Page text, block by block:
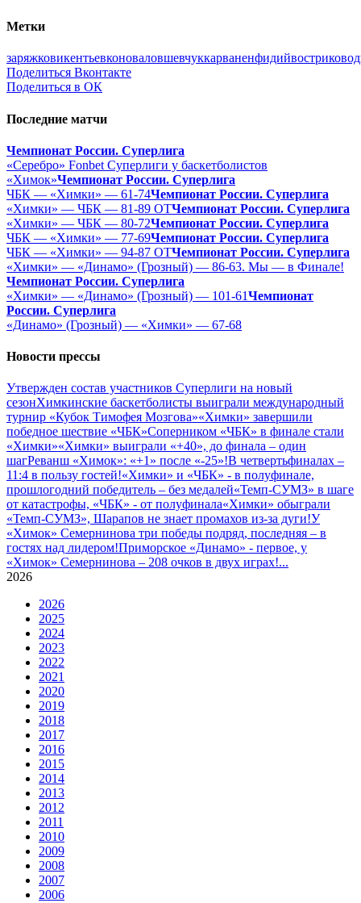
Метки
заряжковикентьевконоваловшевчуккарваненфидийвостриков
Поделиться Вконтакте
Поделиться в ОК
Последние матчи
Чемпионат России. Суперлига
«Серебро» Fonbet Суперлиги у баскетболистов
«Химок»Чемпионат России. Суперлига
ЧБК — «Химки» — 61-74Чемпионат России. Суперлига
«Химки» — ЧБК — 81-89 ОТЧемпионат России. Суперлига
«Химки» — ЧБК — 80-72Чемпионат России. Суперлига
ЧБК — «Химки» — 77-69Чемпионат России. Суперлига
ЧБК — «Химки» — 94-87 ОТЧемпионат России. Суперлига
«Химки» — «Динамо» (Грозный) — 86-63. Мы — в Финале!
Чемпионат России. Суперлига
«Химки» — «Динамо» (Грозный) — 101-61Чемпионат
России. Суперлига
«Динамо» (Грозный) — «Химки» — 67-68
Новости прессы
Утвержден состав участников Cуперлиги на новый
сезонХимкинские баскетболисты выиграли международный
турнир «Кубок Тимофея Мозгова»«Химки» завершили
победное шествие «ЧБК»Соперником «ЧБК» в финале стали
«Химки»«Химки» выиграли «+40», до финала – один
шагРеванш «Химок»: «+1» после «-25»!В четвертьфиналах –
11:4 в пользу гостей!«Химки» и «ЧБК» - в полуфинале,
прошлогодний победитель – без медалей«Темп-СУМЗ» в шаге
от катастрофы, «ЧБК» - от полуфинала«Химки» обыграли
«Темп-СУМЗ», Шарапов не знает промахов из-за дуги!У
«Химок» Семернинова три победы подряд, последняя – в
гостях над лидером!Приморское «Динамо» - первое, у
«Химок» Семернинова – 208 очков в двух играх!...
2026
2026
2025
2024
2023
2022
2021
2020
2019
2018
2017
2016
2015
2014
2013
2012
2011
2010
2009
2008
2007
2006